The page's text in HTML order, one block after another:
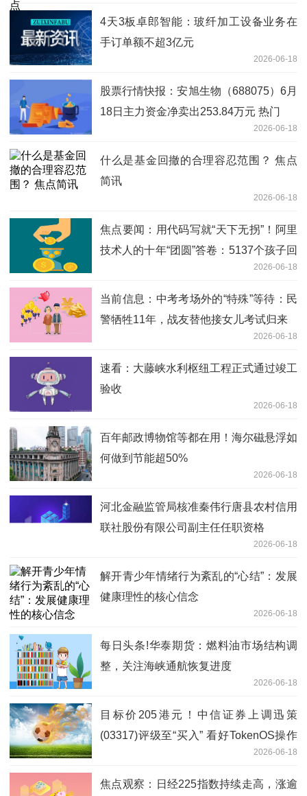
4天3板卓郎智能：玻纤加工设备业务在
手订单额不超3亿元
2026-06-18
股票行情快报：安旭生物（688075）6月
18日主力资金净卖出253.84万元 热门
2026-06-18
什么是基金回撤的合理容忍范围？ 焦点
简讯
2026-06-18
焦点要闻：用代码写就“天下无拐”！阿里
技术人的十年“团圆”答卷：5137个孩子回
2026-06-18
当前信息：中考考场外的“特殊”等待：民
警牺牲11年，战友替他接女儿考试归来
2026-06-18
速看：大藤峡水利枢纽工程正式通过竣工
验收
2026-06-18
百年邮政博物馆等都在用！海尔磁悬浮如
何做到节能超50%
2026-06-18
河北金融监管局核准秦伟行唐县农村信用
联社股份有限公司副主任任职资格
2026-06-18
解开青少年情绪行为紊乱的“心结”：发展
健康理性的核心信念
2026-06-18
每日头条!华泰期货：燃料油市场结构调
整，关注海峡通航恢复进度
2026-06-18
目标价205港元！中信证券上调迅策
(03317)评级至“买入” 看好TokenOS操作
2026-06-18
焦点观察：日经225指数持续走高，涨逾